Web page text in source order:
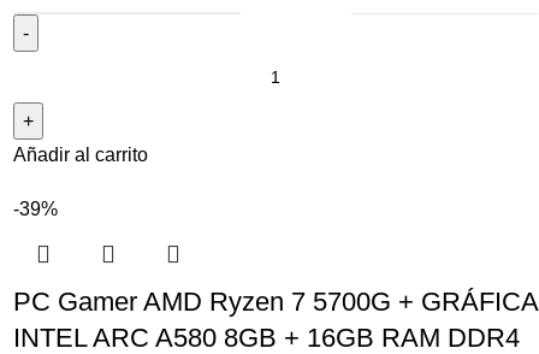
Añadir al carrito
-39%
PC Gamer AMD Ryzen 7 5700G + GRÁFICA
INTEL ARC A580 8GB + 16GB RAM DDR4